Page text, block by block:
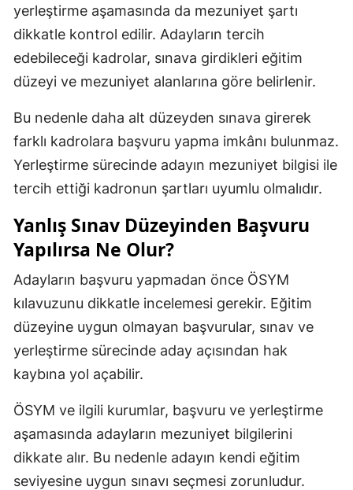
yerleştirme aşamasında da mezuniyet şartı
dikkatle kontrol edilir. Adayların tercih
edebileceği kadrolar, sınava girdikleri eğitim
düzeyi ve mezuniyet alanlarına göre belirlenir.
Bu nedenle daha alt düzeyden sınava girerek
farklı kadrolara başvuru yapma imkânı bulunmaz.
Yerleştirme sürecinde adayın mezuniyet bilgisi ile
tercih ettiği kadronun şartları uyumlu olmalıdır.
Yanlış Sınav Düzeyinden Başvuru
Yapılırsa Ne Olur?
Adayların başvuru yapmadan önce ÖSYM
kılavuzunu dikkatle incelemesi gerekir. Eğitim
düzeyine uygun olmayan başvurular, sınav ve
yerleştirme sürecinde aday açısından hak
kaybına yol açabilir.
ÖSYM ve ilgili kurumlar, başvuru ve yerleştirme
aşamasında adayların mezuniyet bilgilerini
dikkate alır. Bu nedenle adayın kendi eğitim
seviyesine uygun sınavı seçmesi zorunludur.